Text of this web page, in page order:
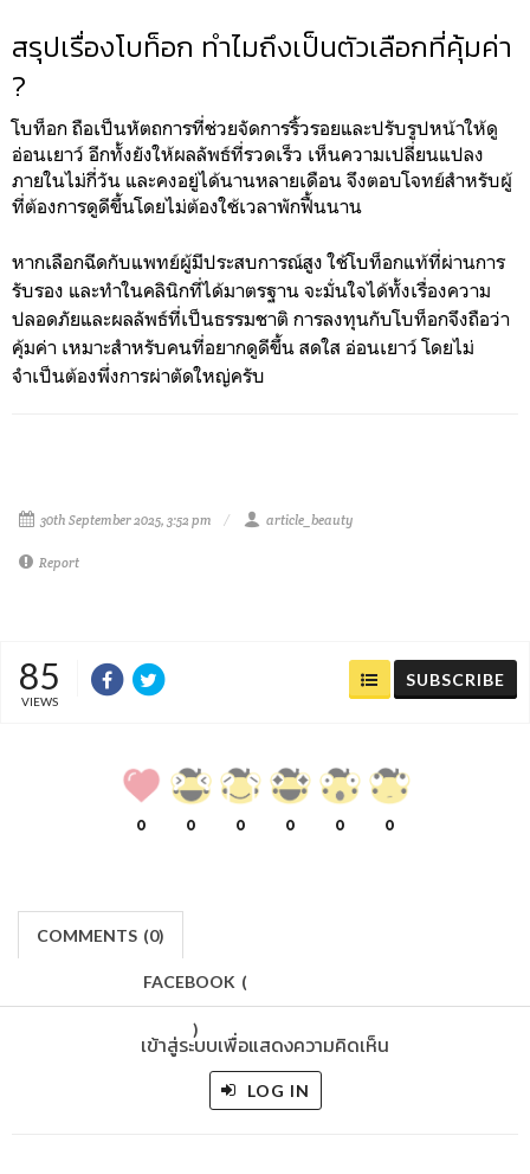
สรุปเรื่องโบท็อก ทำไมถึงเป็นตัวเลือกที่คุ้มค่า
?
โบท็อก ถือเป็นหัตถการที่ช่วยจัดการริ้วรอยและปรับรูปหน้าให้ดู
อ่อนเยาว์ อีกทั้งยังให้ผลลัพธ์ที่รวดเร็ว เห็นความเปลี่ยนแปลง
ภายในไม่กี่วัน และคงอยู่ได้นานหลายเดือน จึงตอบโจทย์สำหรับผู้
ที่ต้องการดูดีขึ้นโดยไม่ต้องใช้เวลาพักฟื้นนาน
หากเลือกฉีดกับแพทย์ผู้มีประสบการณ์สูง ใช้โบท็อกแท้ที่ผ่านการ
รับรอง และทำในคลินิกที่ได้มาตรฐาน จะมั่นใจได้ทั้งเรื่องความ
ปลอดภัยและผลลัพธ์ที่เป็นธรรมชาติ การลงทุนกับโบท็อกจึงถือว่า
คุ้มค่า เหมาะสำหรับคนที่อยากดูดีขึ้น สดใส อ่อนเยาว์ โดยไม่
จำเป็นต้องพึ่งการผ่าตัดใหญ่ครับ
30th September 2025, 3:52 pm article_beauty
Report
85
VIEWS
SUBSCRIBE
0 0 0 0 0 0
COMMENTS (0)
FACEBOOK (
)
เข้าสู่ระบบเพื่อแสดงความคิดเห็น
LOG IN